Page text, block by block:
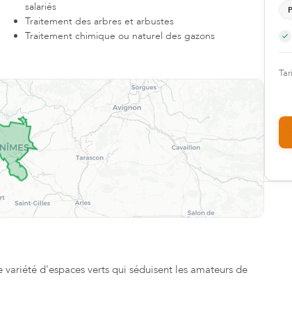
vos Options
paramètres de confidentialité, en garantissant
salariés
Traitement des arbres et arbustes
Traitement chimique ou naturel des gazons
d'espaces verts qui séduisent les amateurs de